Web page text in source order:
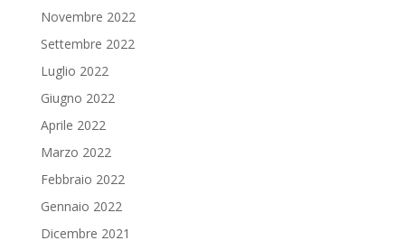
Novembre 2022
Settembre 2022
Luglio 2022
Giugno 2022
Aprile 2022
Marzo 2022
Febbraio 2022
Gennaio 2022
Dicembre 2021